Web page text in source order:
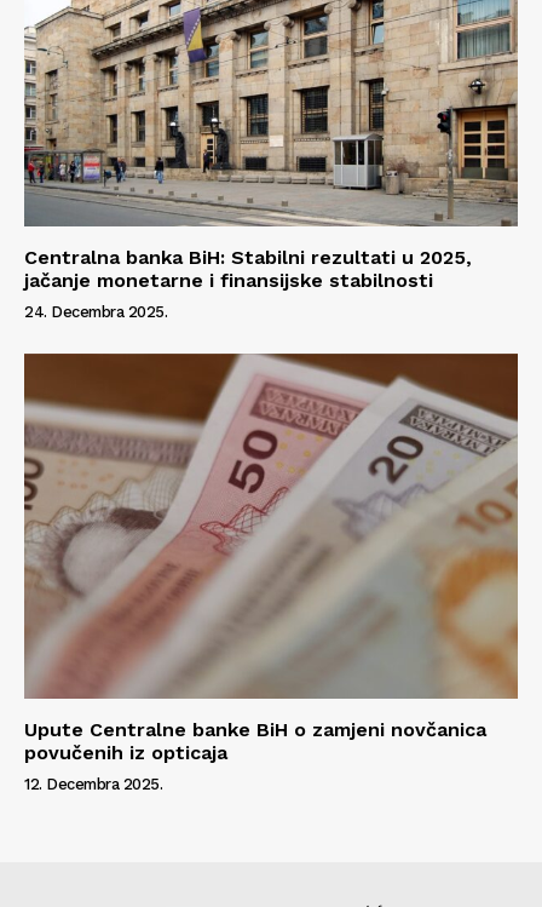
Centralna banka BiH: Stabilni rezultati u 2025,
jačanje monetarne i finansijske stabilnosti
24. Decembra 2025.
Upute Centralne banke BiH o zamjeni novčanica
povučenih iz opticaja
12. Decembra 2025.